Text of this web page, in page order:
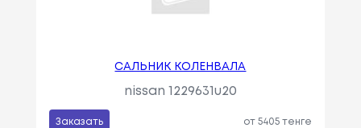
САЛЬНИК КОЛЕНВАЛА
nissan 1229631u20
Заказать от 5405 тенге